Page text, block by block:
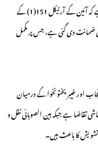
کی آزادانہ نقل و حرکت پر زور دیتے ہوئے کہا ہے کہ آئین کے آرٹیکل 151(1) کے
ضمانت دی گئی ہے، جس پر مکمل
اور خیبرپختونخوا کے درمیان
تقاضا ہے جبکہ بین الصوبائی نقل و
کا باعث ہیں۔